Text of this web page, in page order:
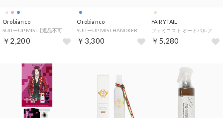
Orobianco
￥2,200
Orobianco
￥3,300
FAIRYTAIL
￥5,280